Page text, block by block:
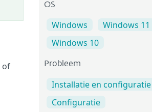
of
OS
Windows
Windows 11
Windows 10
Probleem
Installatie en configuratie
Configuratie